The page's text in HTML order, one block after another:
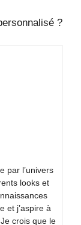
?
par l’univers
looks et
et j’aspire à
crois que le